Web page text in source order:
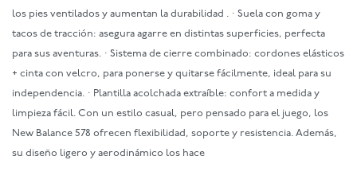
los pies ventilados y aumentan la durabilidad . · Suela con goma y
tacos de tracción: asegura agarre en distintas superficies, perfecta
para sus aventuras. · Sistema de cierre combinado: cordones elásticos
+ cinta con velcro, para ponerse y quitarse fácilmente, ideal para su
independencia. · Plantilla acolchada extraíble: confort a medida y
limpieza fácil. Con un estilo casual, pero pensado para el juego, los
New Balance 578 ofrecen flexibilidad, soporte y resistencia. Además,
su diseño ligero y aerodinámico los hace